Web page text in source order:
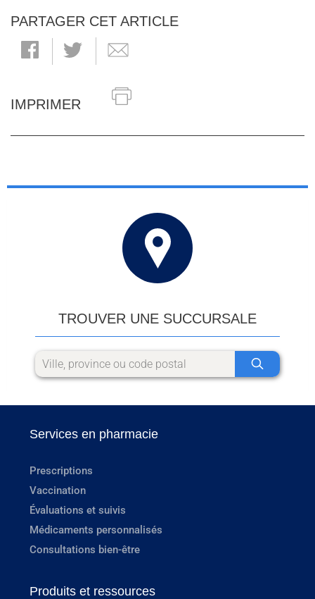
PARTAGER CET ARTICLE
IMPRIMER
TROUVER UNE SUCCURSALE
Services en pharmacie
Prescriptions
Vaccination
Évaluations et suivis
Médicaments personnalisés
Consultations bien-être
Produits et ressources